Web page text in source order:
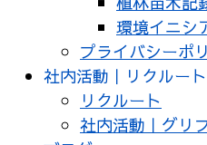
環境イニシ
プライバシーポ
社内活動｜リクルート
リクルート
社内活動｜グリ